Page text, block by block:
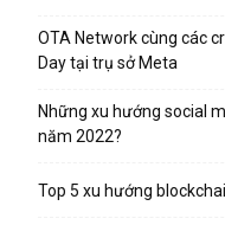
OTA Network cùng các
Day tại trụ sở Meta
Những xu hướng social
năm 2022?
Top 5 xu hướng